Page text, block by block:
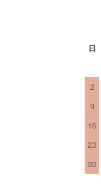
日
2
9
16
23
30